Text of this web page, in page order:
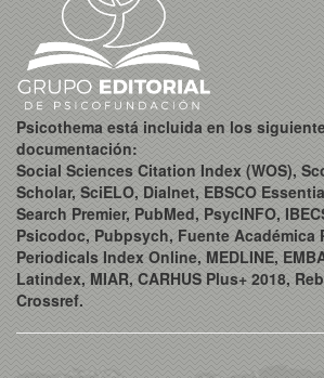
Psicothema está incluida en los
documentación:
Social Sciences Citation Index (WOS),
Scholar, SciELO, Dialnet, EBSCO
Search Premier, PubMed, PsycINFO,
Psicodoc, Pubpsych, Fuente Académica
Periodicals Index Online, MEDLINE,
Latindex, MIAR, CARHUS Plus+ 2018,
Crossref.